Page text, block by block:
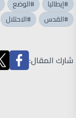
#إيطاليا #الوضع
#القدس
#الاحتلال
شارك المقال: